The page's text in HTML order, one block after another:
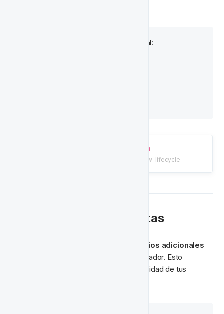
Recompensas en Tiempo Real:
Crear un Nuevo Ciclo de Vida
/tutorials/ciclos-de-vida/create-a-new-lifecycle
💐 Generosidad de Ofertas
Recomendamos que combines criterios adicionales
como factores para medir el valor del jugador. Esto
garantiza que alcances la máxima efectividad de tus